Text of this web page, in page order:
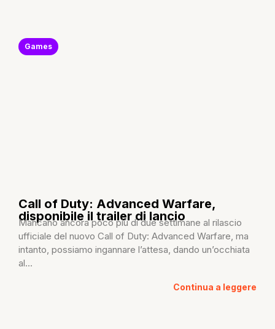
Games
Call of Duty: Advanced Warfare,
disponibile il trailer di lancio
Mancano ancora poco più di due settimane al rilascio
ufficiale del nuovo Call of Duty: Advanced Warfare, ma
intanto, possiamo ingannare l’attesa, dando un’occhiata
al...
Continua a leggere